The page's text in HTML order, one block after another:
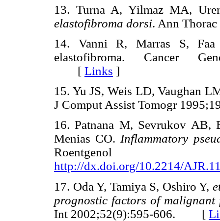
13. Turna A, Yilmaz MA,
elastofibroma dorsi. Ann
14. Vanni R, Marras S,
elastofibroma. Cancer
[ Links ]
15. Yu JS, Weis LD, Vaughan
J Comput Assist Tomogr
16. Patnana M, Sevrukov AB,
Menias CO. Inflammatory
Roentgenol
http://dx.doi.org/10.2214/
17. Oda Y, Tamiya S, Oshiro Y,
prognostic factors of
Int 2002;52(9):595-606. [